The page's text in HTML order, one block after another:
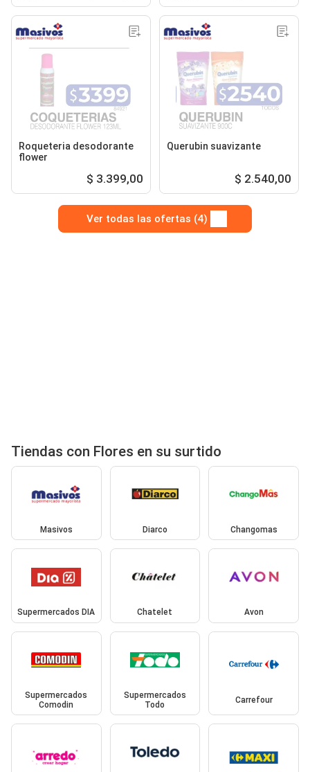
Roqueteria desodorante
flower
$ 3.399,00
Querubin suavizante
$ 2.540,00
Ver todas las ofertas (4)
Tiendas con Flores en su surtido
Masivos Diarco Changomas
Supermercados DIA Chatelet Avon
Supermercados
Comodin
Supermercados
Todo
Carrefour